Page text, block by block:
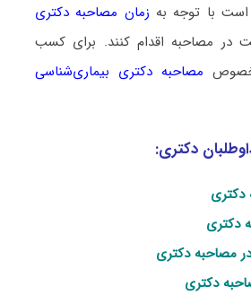
با توجه به زمان مصاحبه دکتری
در مصاحبه اقدام کنند. برای کسب
خصوص مصاحبه دکتری بیماری‌شناسی
دکتری:
دکتری
دکتری
مصاحبه دکتری
دکتری